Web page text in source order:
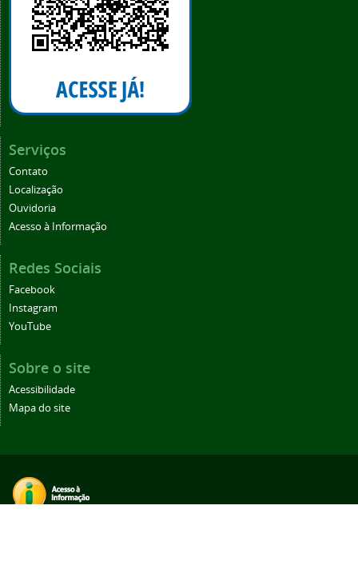
Serviços
Contato
Localização
Ouvidoria
Acesso à Informação
Redes Sociais
Facebook
Instagram
YouTube
Sobre o site
Acessibilidade
Mapa do site